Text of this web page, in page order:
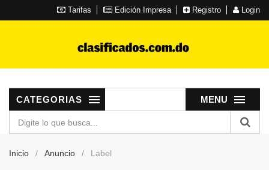
Tarifas Edición Impresa Registro Login
MENU
CATEGORIAS
Inicio Anuncio Label